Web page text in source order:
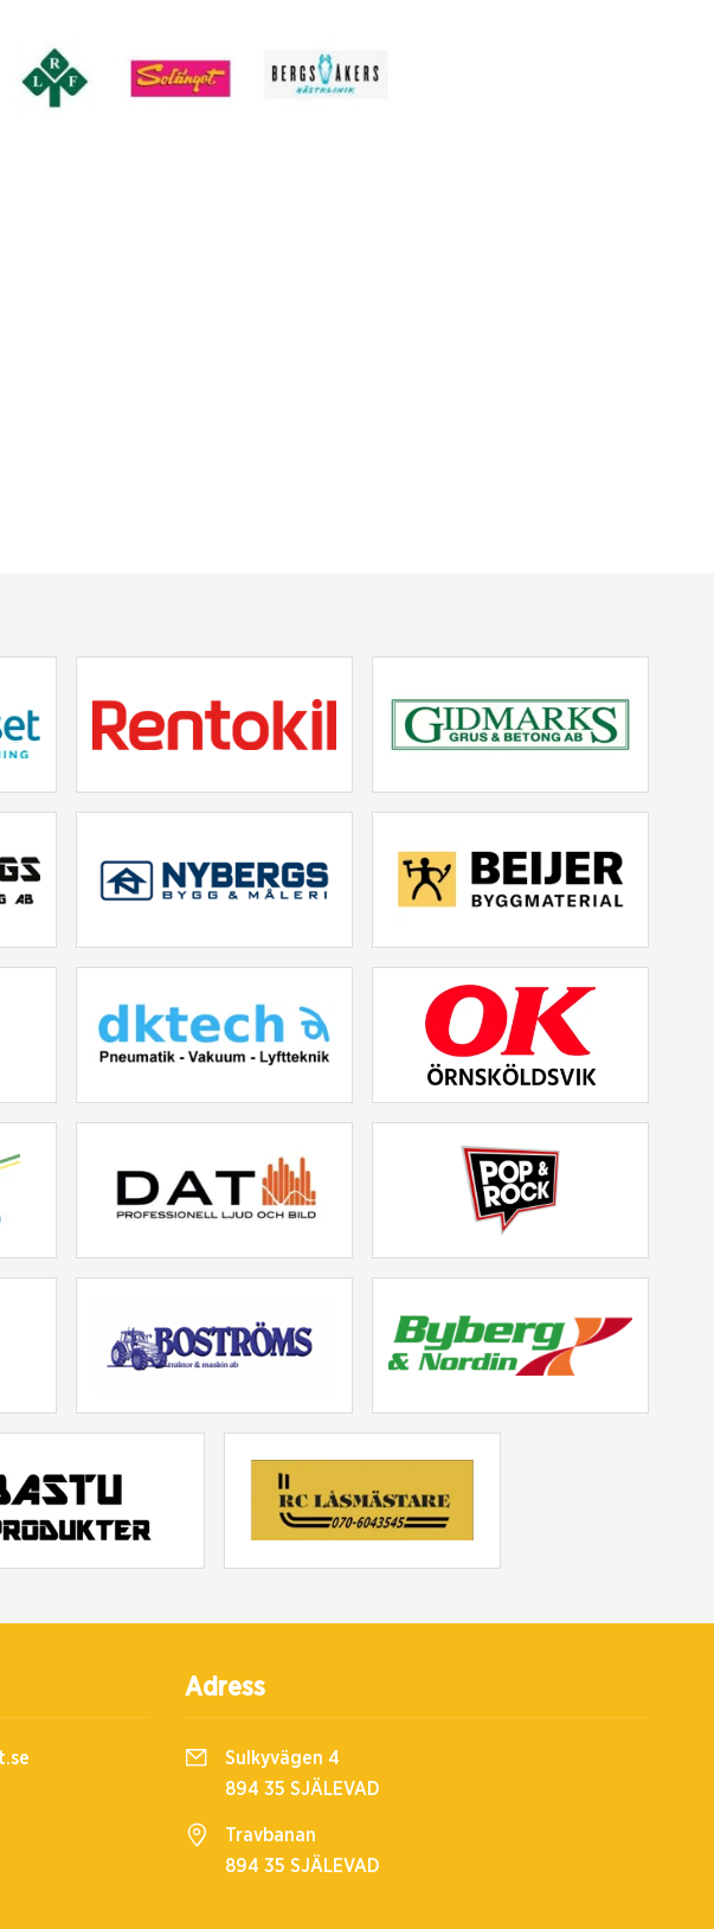
Adress
Sulkyvägen 4
894 35 SJÄLEVAD
Travbanan
894 35 SJÄLEVAD